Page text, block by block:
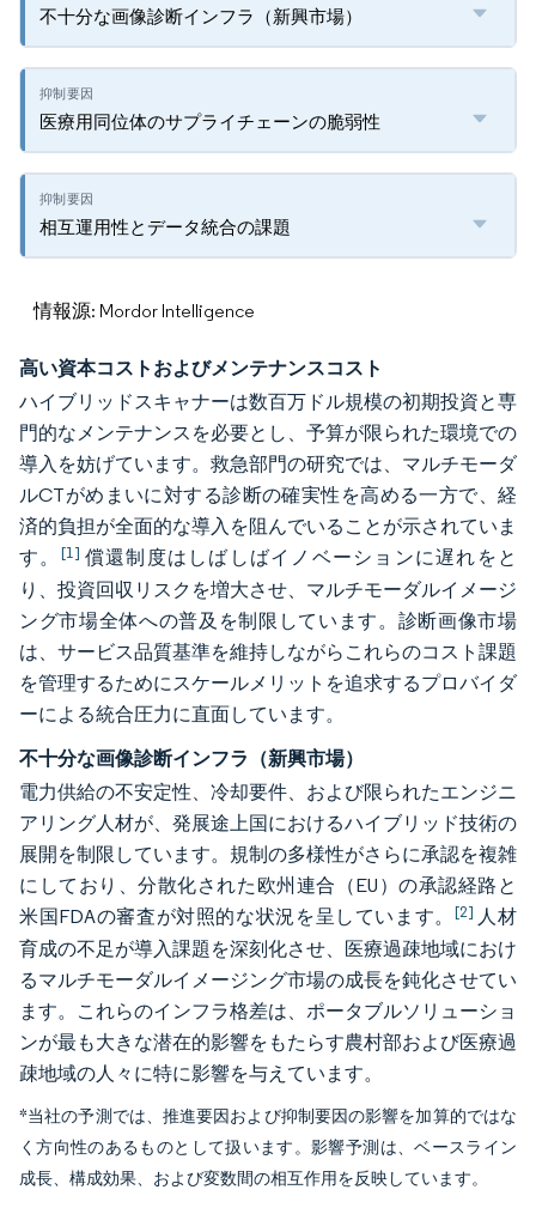
不十分な画像診断インフラ（新興市場）
医療用同位体のサプライチェーンの脆弱性
相互運用性とデータ統合の課題
情報源: Mordor Intelligence
高い資本コストおよびメンテナンスコスト
ハイブリッドスキャナーは数百万ドル規模の初期投資と専
門的なメンテナンスを必要とし、予算が限られた環境での
導入を妨げています。救急部門の研究では、マルチモーダ
ルCTがめまいに対する診断の確実性を高める一方で、経
済的負担が全面的な導入を阻んでいることが示されていま
す。 [1] 償還制度はしばしばイノベーションに遅れをと
り、投資回収リスクを増大させ、マルチモーダルイメージ
ング市場全体への普及を制限しています。診断画像市場
は、サービス品質基準を維持しながらこれらのコスト課題
を管理するためにスケールメリットを追求するプロバイダ
ーによる統合圧力に直面しています。
不十分な画像診断インフラ（新興市場）
電力供給の不安定性、冷却要件、および限られたエンジニ
アリング人材が、発展途上国におけるハイブリッド技術の
展開を制限しています。規制の多様性がさらに承認を複雑
にしており、分散化された欧州連合（EU）の承認経路と
米国FDAの審査が対照的な状況を呈しています。 [2] 人材
育成の不足が導入課題を深刻化させ、医療過疎地域におけ
るマルチモーダルイメージング市場の成長を鈍化させてい
ます。これらのインフラ格差は、ポータブルソリューショ
ンが最も大きな潜在的影響をもたらす農村部および医療過
疎地域の人々に特に影響を与えています。
*当社の予測では、推進要因および抑制要因の影響を加算的ではな
く方向性のあるものとして扱います。影響予測は、ベースライン
成長、構成効果、および変数間の相互作用を反映しています。